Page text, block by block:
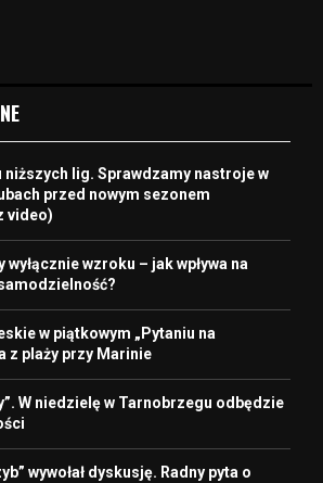
lig. Sprawdzamy nastroje w
przed nowym sezonem
video)
wzroku – jak wpływa na
w piątkowym „Pytaniu na
z plaży przy Marinie
W niedzielę w Tarnobrzegu odbędzie
wywołał dyskusję. Radny pyta o